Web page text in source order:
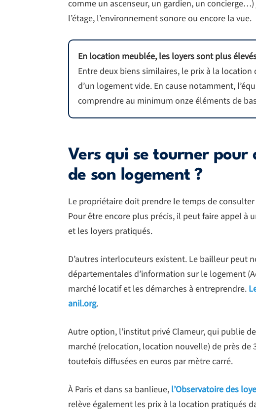
comme un ascenseur, un gardien, un
l’étage, l’environnement sonore ou encore la vue.
En location meublée, les loyers sont plus
Entre deux biens similaires, le prix à la location
d’un logement vide. En cause notamment,
comprendre au minimum onze éléments de
Vers qui se tourner pour
de son logement ?
Le propriétaire doit prendre le temps de
Pour être encore plus précis, il peut faire appel à
et les loyers pratiqués.
D’autres interlocuteurs existent. Le bailleur peut
départementales d’information sur le logement
marché locatif et les démarches à entreprendre.
anil.org.
Autre option, l’institut privé Clameur, qui publie
marché (relocation, location nouvelle) de près de
toutefois diffusées en euros par mètre carré.
À Paris et dans sa banlieue, l’Observatoire des
relève également les prix à la location pratiqués